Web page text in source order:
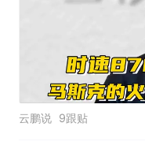
云鹏说 9跟贴